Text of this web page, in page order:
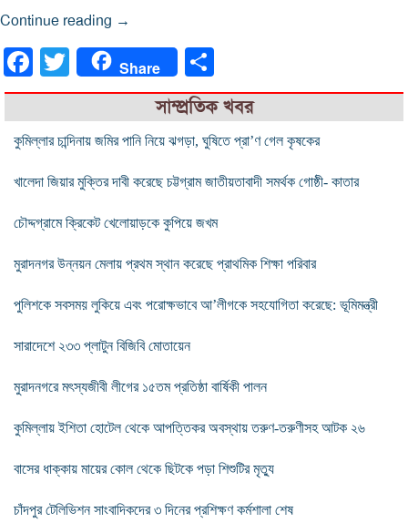
Continue reading হোমনায়
একদিন
লাশ
উদ্ধার
→
FacebookTwitter Share
সাম্প্রতিক খবর
কুমিল্লার চান্দিনায় জমির পানি নিয়ে ঝগড়া, ঘুষিতে প্রা’ণ গেল কৃষকের
খালেদা জিয়ার মুক্তির দাবী করেছে চট্টগ্রাম জাতীয়তাবাদী সমর্থক গোষ্ঠী- কাতার
চৌদ্দগ্রামে ক্রিকেট খেলোয়াড়কে কুপিয়ে জখম
মুরাদনগর উন্নয়ন মেলায় প্রথম স্থান করেছে প্রাথমিক শিক্ষা পরিবার
পুলিশকে সবসময় লুকিয়ে এবং পরোক্ষভাবে আ’লীগকে সহযোগিতা করেছে: ভূমিমন্ত্রী
সারাদেশে ২৩৩ প্লাটুন বিজিবি মোতায়েন
মুরাদনগরে মৎস্যজীবী লীগের ১৫তম প্রতিষ্ঠা বার্ষিকী পালন
কুমিল্লায় ইশিতা হোটেল থেকে আপত্তিকর অবস্থায় তরুণ-তরুণীসহ আটক ২৬
বাসের ধাক্কায় মায়ের কোল থেকে ছিটকে পড়া শিশুটির মৃত্যু
চাঁদপুর টেলিভিশন সাংবাদিকদের ৩ দিনের প্রশিক্ষণ কর্মশালা শেষ